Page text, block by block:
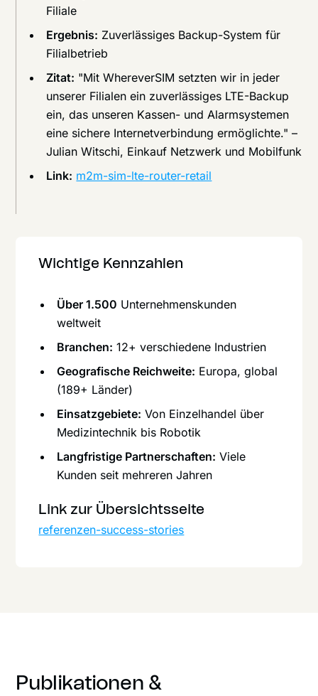
Filiale
Ergebnis: Zuverlässiges Backup-System für
Filialbetrieb
Zitat: "Mit WhereverSIM setzten wir in jeder
unserer Filialen ein zuverlässiges LTE-Backup
ein, das unseren Kassen- und Alarmsystemen
eine sichere Internetverbindung ermöglichte." –
Julian Witschi, Einkauf Netzwerk und Mobilfunk
Link: m2m-sim-lte-router-retail
Wichtige Kennzahlen
Über 1.500 Unternehmenskunden
weltweit
Branchen: 12+ verschiedene Industrien
Geografische Reichweite: Europa, global
(189+ Länder)
Einsatzgebiete: Von Einzelhandel über
Medizintechnik bis Robotik
Langfristige Partnerschaften: Viele
Kunden seit mehreren Jahren
Link zur Übersichtsseite
referenzen-success-stories
Publikationen &